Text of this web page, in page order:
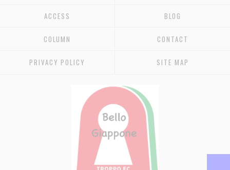
ACCESS BLOG
COLUMN CONTACT
PRIVACY POLICY SITE MAP